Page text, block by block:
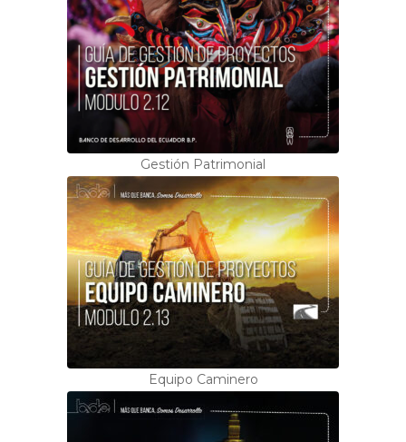
Gestión Patrimonial
Equipo Caminero